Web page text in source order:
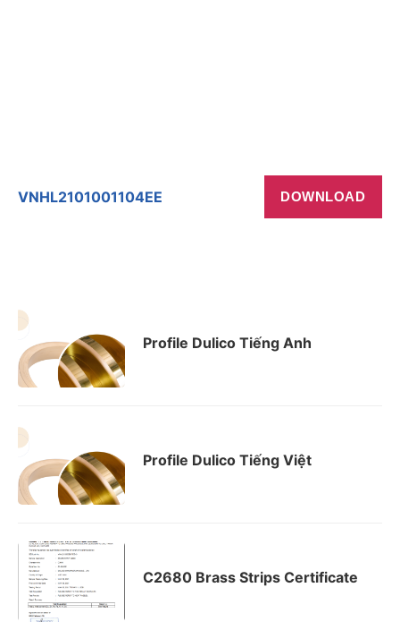
VNHL2101001104EE DOWNLOAD
Profile Dulico Tiếng Anh
Profile Dulico Tiếng Việt
C2680 Brass Strips Certificate